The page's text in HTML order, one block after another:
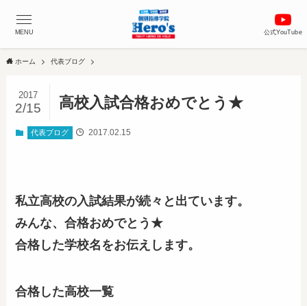
公式YouTube
MENU
ホーム 代表ブログ
高校入試合格おめでとう★
2017
2/15
代表ブログ 2017.02.15
私立高校の入試結果が続々と出ています。
みんな、合格おめでとう★
合格した学校名をお伝えします。
合格した高校一覧